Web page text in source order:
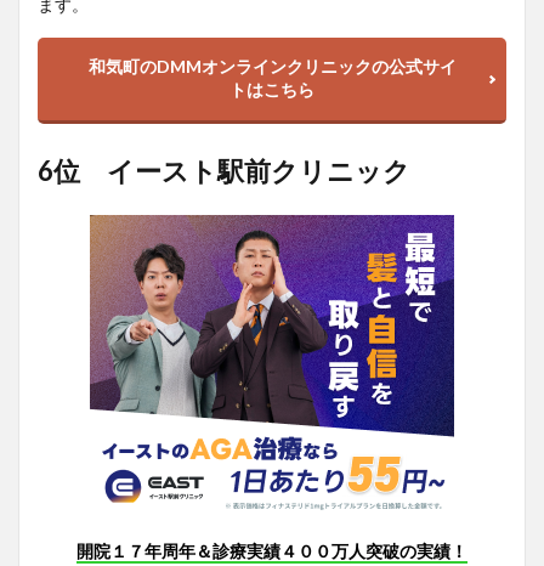
ます。
和気町のDMMオンラインクリニックの公式サイ
トはこちら
6位 イースト駅前クリニック
開院１７年周年＆診療実績４００万人突破の実績！